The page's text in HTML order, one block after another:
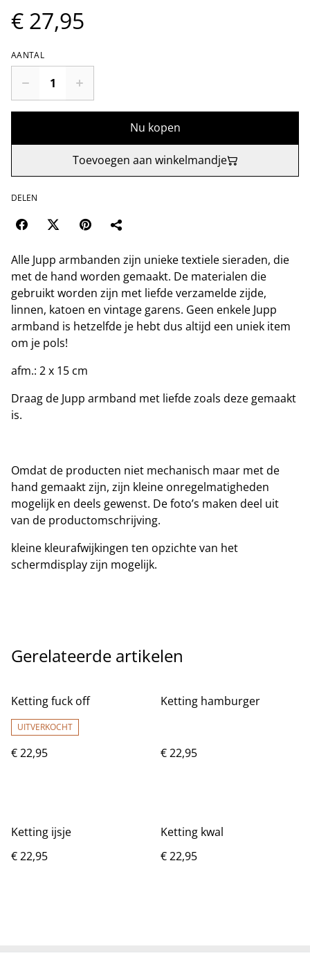
€ 27,95
AANTAL
Nu kopen
Toevoegen aan winkelmandje
DELEN
Alle Jupp armbanden zijn unieke textiele sieraden, die
met de hand worden gemaakt. De materialen die
gebruikt worden zijn met liefde verzamelde zijde,
linnen, katoen en vintage garens. Geen enkele Jupp
armband is hetzelfde je hebt dus altijd een uniek item
om je pols!
afm.: 2 x 15 cm
Draag de Jupp armband met liefde zoals deze gemaakt
is.
Omdat de producten niet mechanisch maar met de
hand gemaakt zijn, zijn kleine onregelmatigheden
mogelijk en deels gewenst. De foto’s maken deel uit
van de productomschrijving.
kleine kleurafwijkingen ten opzichte van het
schermdisplay zijn mogelijk.
Gerelateerde artikelen
Ketting fuck off
UITVERKOCHT
€ 22,95
Ketting hamburger
€ 22,95
Ketting ijsje
€ 22,95
Ketting kwal
€ 22,95